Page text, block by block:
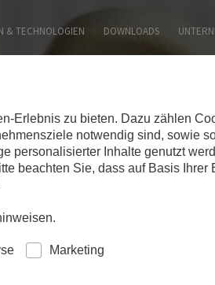
Erlebnis zu bieten. Dazu zählen
notwendig sind, sowie
personalisierter Inhalte genutzt
beachten Sie, dass auf Basis
Marketing
& TECHNOLOGIEN DOWNLOADS